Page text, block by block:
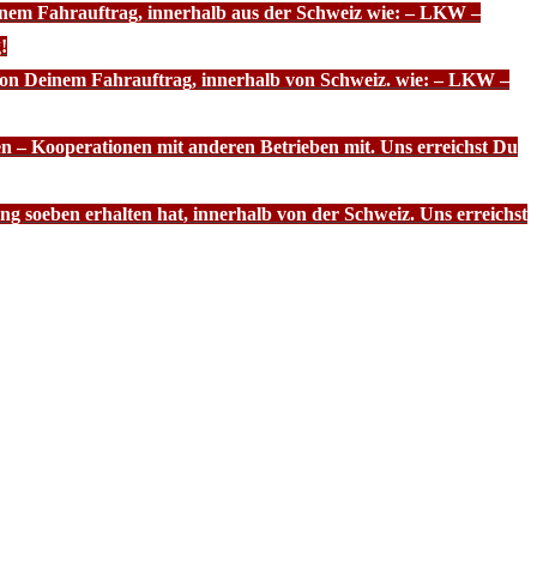
Fahrauftrag, innerhalb aus der Schweiz wie: – LKW –
Deinem Fahrauftrag, innerhalb von Schweiz. wie: – LKW –
– Kooperationen mit anderen Betrieben mit. Uns erreichst Du
soeben erhalten hat, innerhalb von der Schweiz. Uns erreichst